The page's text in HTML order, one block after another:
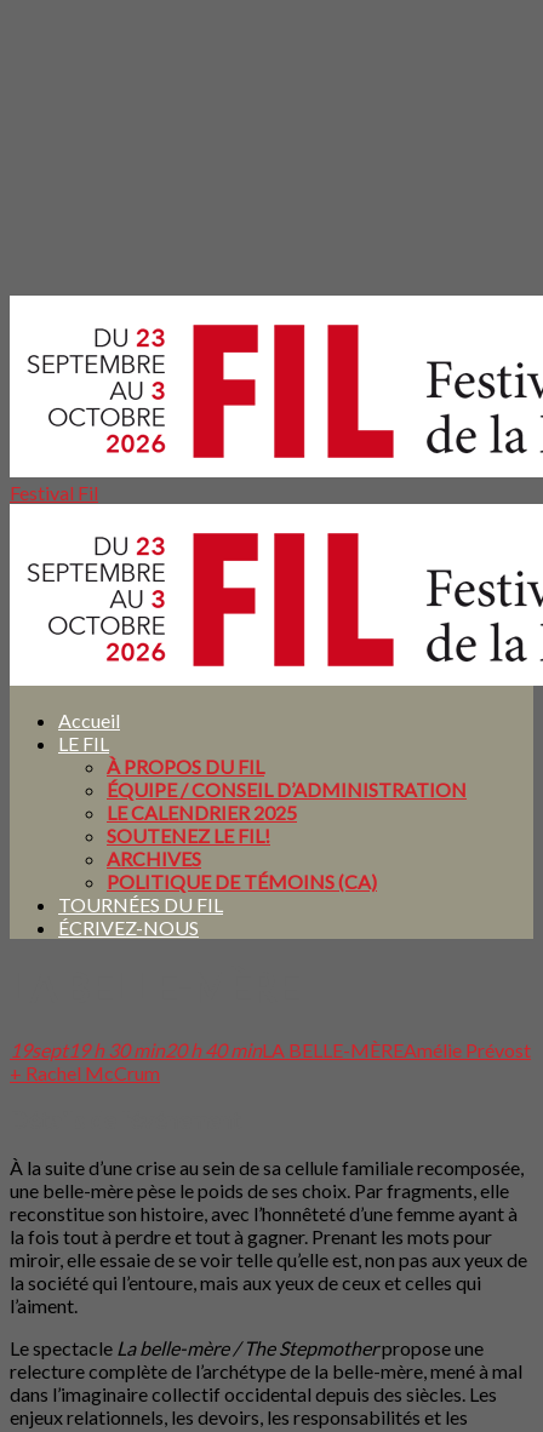
Festival Fil
Accueil
LE FIL
À PROPOS DU FIL
ÉQUIPE / CONSEIL D’ADMINISTRATION
LE CALENDRIER 2025
SOUTENEZ LE FIL!
ARCHIVES
POLITIQUE DE TÉMOINS (CA)
TOURNÉES DU FIL
ÉCRIVEZ-NOUS
19sept19 h 30 min20 h 40 minLA BELLE-MÈREAmélie Prévost
+ Rachel McCrum
À la suite d’une crise au sein de sa cellule familiale recomposée,
une belle-mère pèse le poids de ses choix. Par fragments, elle
reconstitue son histoire, avec l’honnêteté d’une femme ayant à
la fois tout à perdre et tout à gagner. Prenant les mots pour
miroir, elle essaie de se voir telle qu’elle est, non pas aux yeux de
la société qui l’entoure, mais aux yeux de ceux et celles qui
l’aiment.
Le spectacle La belle-mère / The Stepmotherpropose une
relecture complète de l’archétype de la belle-mère, mené à mal
dans l’imaginaire collectif occidental depuis des siècles. Les
enjeux relationnels, les devoirs, les responsabilités et les